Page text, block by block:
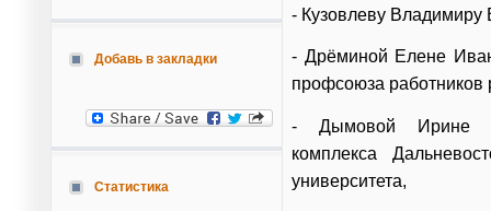
Добавь в закладки
Статистика
- Кузовлеву
- Дрёминой Елене
профсоюза работников
- Дымовой Ирине
комплекса
университета,